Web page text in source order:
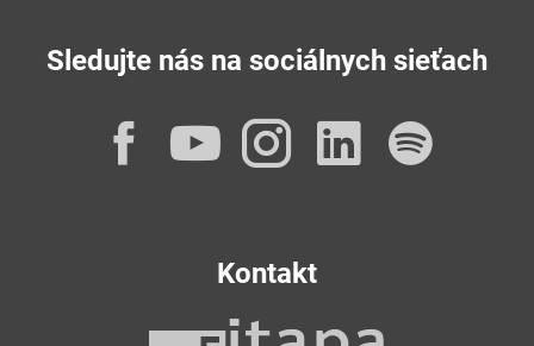
Sledujte nás na sociálnych sieťach
Facebook
YouTube
Instagram
Kontakt